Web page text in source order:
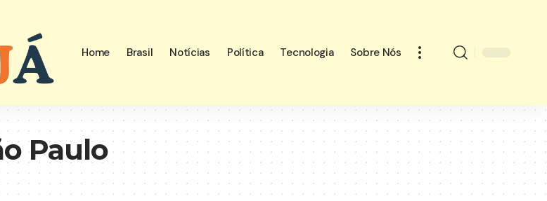
Home Brasil Notícias Política Tecnologia Sobre Nós
Paulo